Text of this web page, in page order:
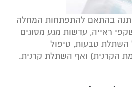
בהתאם להתפתחות המחלה
ראייה, עדשות מגע מסוגים
השתלת טבעות, טיפול
הקרנית) ואף השתלת קרנית.